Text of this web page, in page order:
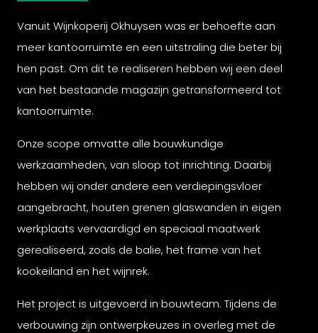
Vanuit Wijnkoperij Okhuysen was er behoefte aan
meer kantoorruimte en een uitstraling die beter bij
hen past. Om dit te realiseren hebben wij een deel
van het bestaande magazijn getransformeerd tot
kantoorruimte.
Onze scope omvatte alle bouwkundige
werkzaamheden, van sloop tot inrichting. Daarbij
hebben wij onder andere een verdiepingsvloer
aangebracht, houten grenen glaswanden in eigen
werkplaats vervaardigd en speciaal maatwerk
gerealiseerd, zoals de balie, het frame van het
kookeiland en het wijnrek.
Het project is uitgevoerd in bouwteam. Tijdens de
verbouwing zijn ontwerpkeuzes in overleg met de